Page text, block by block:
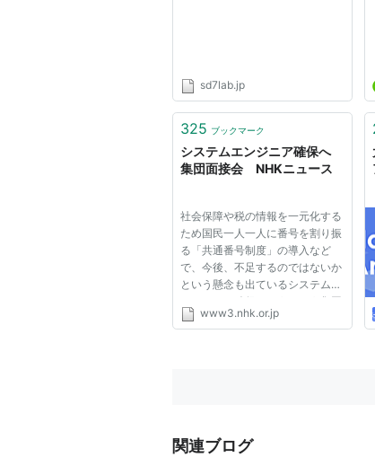
sd7lab.jp
325 ブックマーク
システムエンジニア確保へ
集団面接会 NHKニュース
社会保障や税の情報を一元化する
ため国民一人一人に番号を割り振
る「共通番号制度」の導入など
で、今後、不足するのではないか
という懸念も出ているシステムエ
ンジニアを確保しようという集団
面接会が東京・千代田区で開かれ
www3.nhk.or.jp
関連ブログ